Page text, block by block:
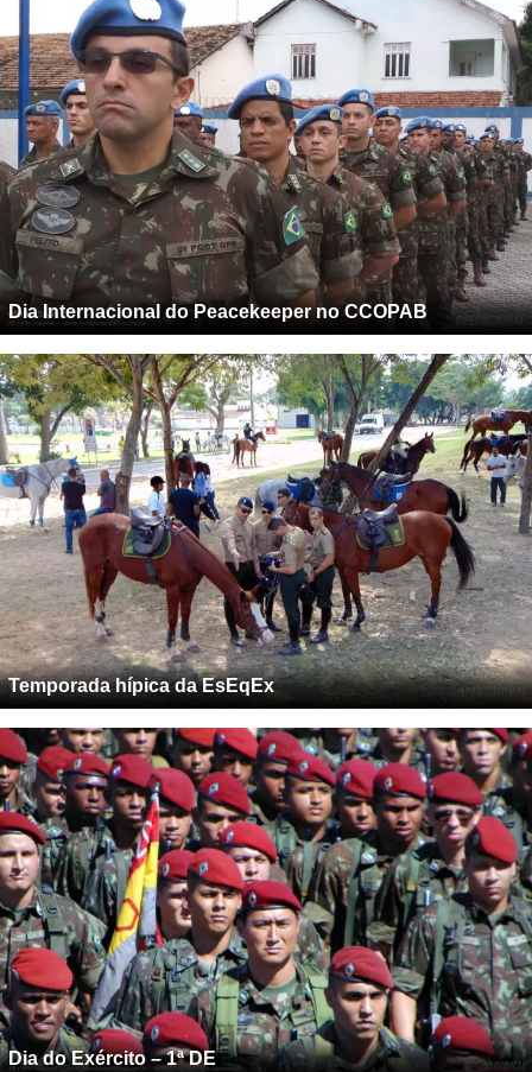
Dia Internacional do Peacekeeper no CCOPAB
Temporada hípica da EsEqEx
Dia do Exército – 1ª DE